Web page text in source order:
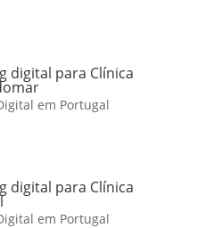
digital para Clínica
em Portugal
digital para Clínica
em Portugal